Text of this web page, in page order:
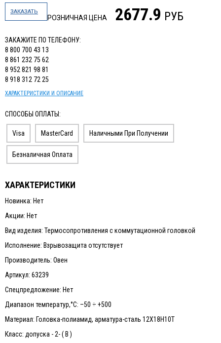
ЗАКАЗАТЬ
РОЗНИЧНАЯ ЦЕНА 2677.9 РУБ
ЗАКАЖИТЕ ПО ТЕЛЕФОНУ:
8 800 700 43 13
8 861 232 75 62
8 952 821 98 81
8 918 312 72 25
ХАРАКТЕРИСТИКИ И ОПИСАНИЕ
СПОСОБЫ ОПЛАТЫ:
Visa MasterCard Наличными При Получении
Безналичная Оплата
ХАРАКТЕРИСТИКИ
Новинка: Нет
Акции: Нет
Вид изделия: Термосопротивления с коммутационной головкой
Исполнение: Взрывозащита отсутствует
Производитель: Овен
Артикул: 63239
Спецпредложение: Нет
Диапазон температур,°С: –50 ÷ +500
Материал: Головка-полиамид, арматура-сталь 12Х18Н10Т
Класс: допуска - 2- ( В )